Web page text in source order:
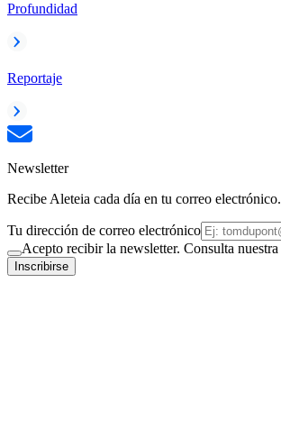
Profundidad
Reportaje
Newsletter
Recibe Aleteia cada día en tu correo electrónico.
Tu dirección de correo electrónico
Acepto recibir la newsletter. Consulta nuestra
Inscribirse